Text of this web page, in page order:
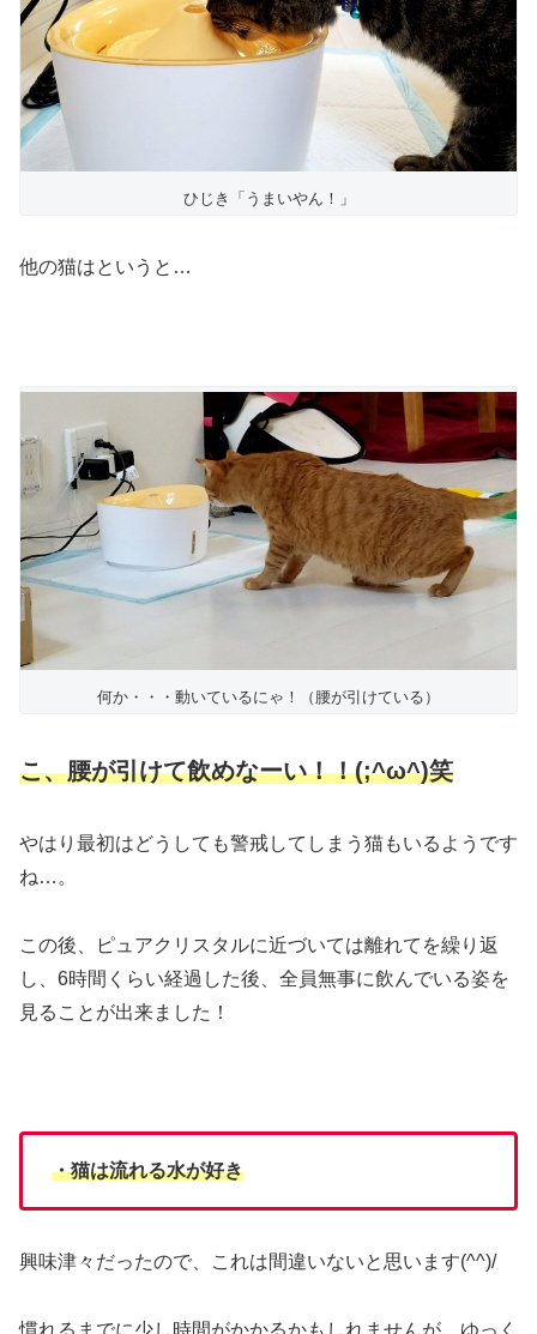
ひじき「うまいやん！」
他の猫はというと…
何か・・・動いているにゃ！（腰が引けている）
こ、腰が引けて飲めなーい！！(;^ω^)笑
やはり最初はどうしても警戒してしまう猫もいるようです
ね…。
この後、ピュアクリスタルに近づいては離れてを繰り返
し、6時間くらい経過した後、全員無事に飲んでいる姿を
見ることが出来ました！
・猫は流れる水が好き
興味津々だったので、これは間違いないと思います(^^)/
慣れるまでに少し時間がかかるかもしれませんが、ゆっく